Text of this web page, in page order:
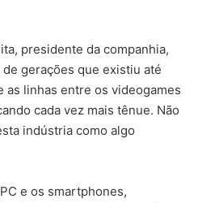
presidente da companhia,
gerações que existiu até
as linhas entre os videogames
cada vez mais tênue. Não
indústria como algo
e os smartphones,